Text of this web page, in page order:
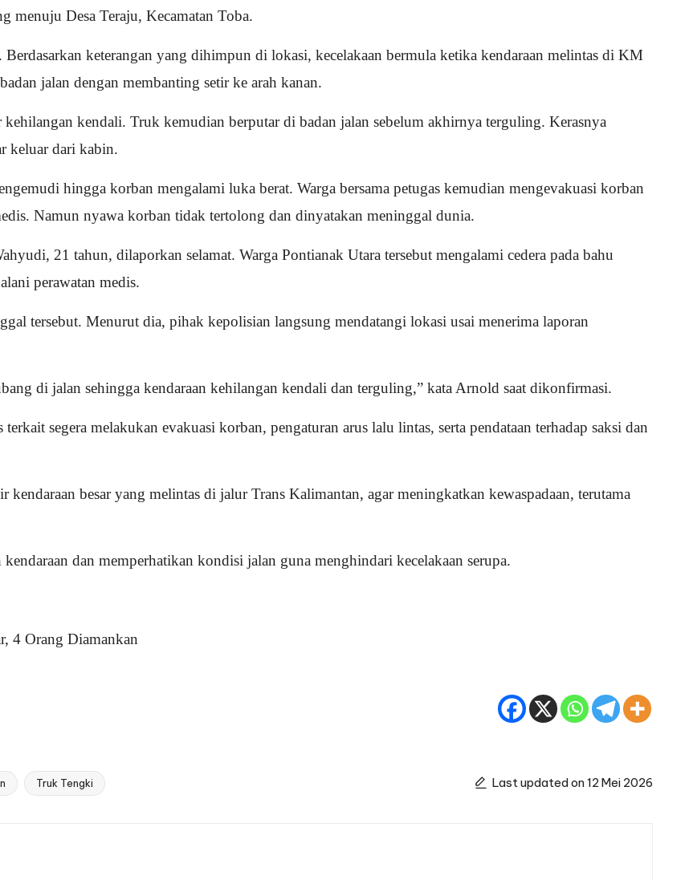
menuju Desa Teraju, Kecamatan Toba.
keterangan yang dihimpun di lokasi, kecelakaan bermula ketika kendaraan melintas di KM
jalan dengan membanting setir ke arah kanan.
kendali. Truk kemudian berputar di badan jalan sebelum akhirnya terguling. Kerasnya
keluar dari kabin.
hingga korban mengalami luka berat. Warga bersama petugas kemudian mengevakuasi korban
Namun nyawa korban tidak tertolong dan dinyatakan meninggal dunia.
21 tahun, dilaporkan selamat. Warga Pontianak Utara tersebut mengalami cedera pada bahu
perawatan medis.
tersebut. Menurut dia, pihak kepolisian langsung mendatangi lokasi usai menerima laporan
di jalan sehingga kendaraan kehilangan kendali dan terguling,” kata Arnold saat dikonfirmasi.
segera melakukan evakuasi korban, pengaturan arus lalu lintas, serta pendataan terhadap saksi dan
besar yang melintas di jalur Trans Kalimantan, agar meningkatkan kewaspadaan, terutama
dan memperhatikan kondisi jalan guna menghindari kecelakaan serupa.
4 Orang Diamankan
Truk Tengki Last updated on 12 Mei 2026